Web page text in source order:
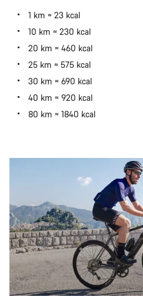
1 km ≈ 23 kcal
10 km ≈ 230 kcal
20 km ≈ 460 kcal
25 km ≈ 575 kcal
30 km ≈ 690 kcal
40 km ≈ 920 kcal
80 km ≈ 1840 kcal